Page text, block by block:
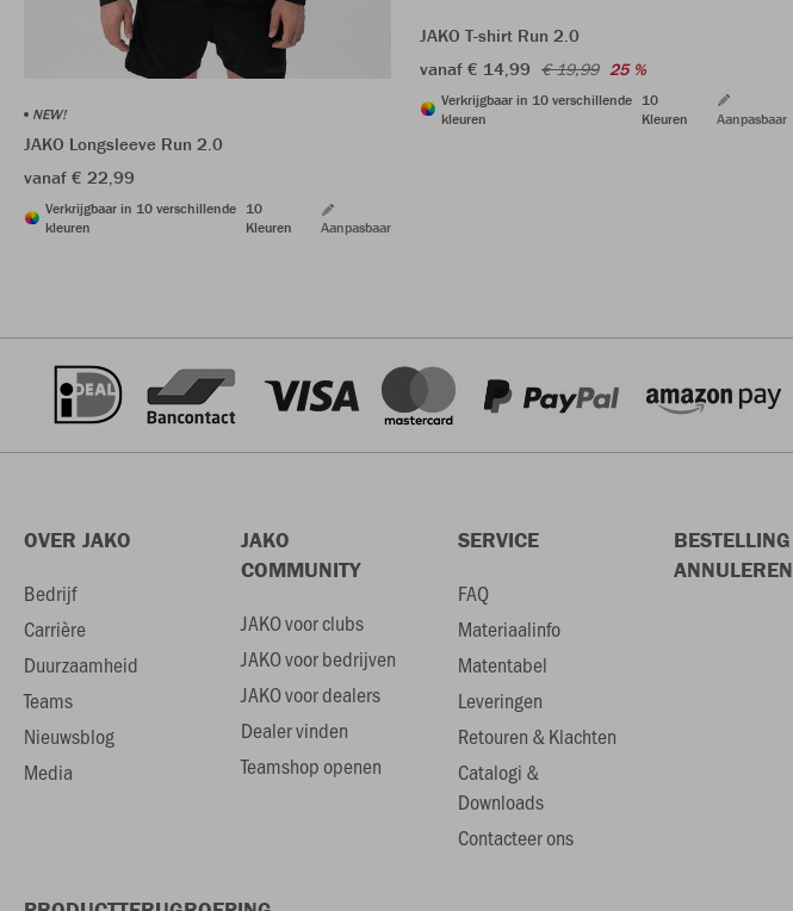
NEW!
JAKO Longsleeve Run 2.0
vanaf € 22,99
Verkrijgbaar in 10 verschillende
kleuren
10
Kleuren
Aanpasbaar
JAKO T-shirt Run 2.0
vanaf € 14,99 € 19,99 25 %
Verkrijgbaar in 10 verschillende
kleuren
10
Kleuren
Aanpasbaar
OVER JAKO
Bedrijf
Carrière
Duurzaamheid
Teams
Nieuwsblog
Media
JAKO
COMMUNITY
JAKO voor clubs
JAKO voor bedrijven
JAKO voor dealers
Dealer vinden
Teamshop openen
SERVICE
FAQ
Materiaalinfo
Matentabel
Leveringen
Retouren & Klachten
Catalogi &
Downloads
Contacteer ons
BESTELLING
ANNULEREN